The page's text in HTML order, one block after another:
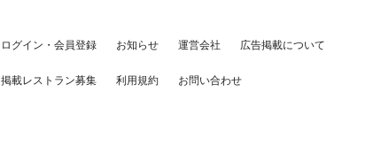
ログイン・会員登録 お知らせ 運営会社 広告掲載について
掲載レストラン募集 利用規約 お問い合わせ